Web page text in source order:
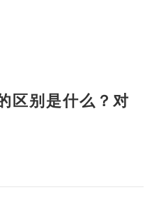
区别是什么？对